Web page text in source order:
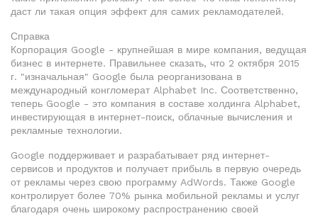
даст ли такая опция эффект для самих рекламодателей.
Справка
Корпорация Google - крупнейшая в мире компания, ведущая
бизнес в интернете. Правильнее сказать, что 2 октября 2015
г. "изначальная" Google была реорганизована в
международный конгломерат Alphabet Inc. Соответственно,
теперь Google - это компания в составе холдинга Alphabet,
инвестирующая в интернет-поиск, облачные вычисления и
рекламные технологии.
Google поддерживает и разрабатывает ряд интернет-
сервисов и продуктов и получает прибыль в первую очередь
от рекламы через свою программу AdWords. Также Google
контролирует более 70% рынка мобильной рекламы и услуг
благодаря очень широкому распространению своей